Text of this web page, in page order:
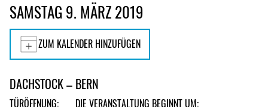
SAMSTAG 9. MÄRZ 2019
ZUM KALENDER HINZUFÜGEN
DACHSTOCK – BERN
TÜRÖFFNUNG:
DIE VERANSTALTUNG BEGINNT UM: